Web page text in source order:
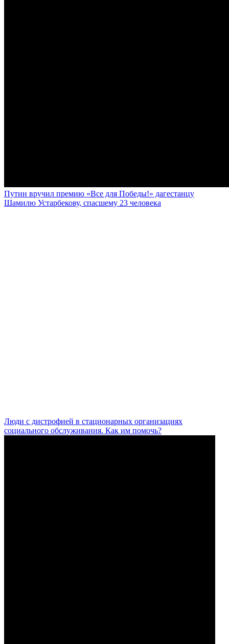
Путин вручил премию «Все для Победы!» дагестанцу
Шамилю Устарбекову, спасшему 23 человека
Люди с дистрофией в стационарных организациях
социального обслуживания. Как им помочь?